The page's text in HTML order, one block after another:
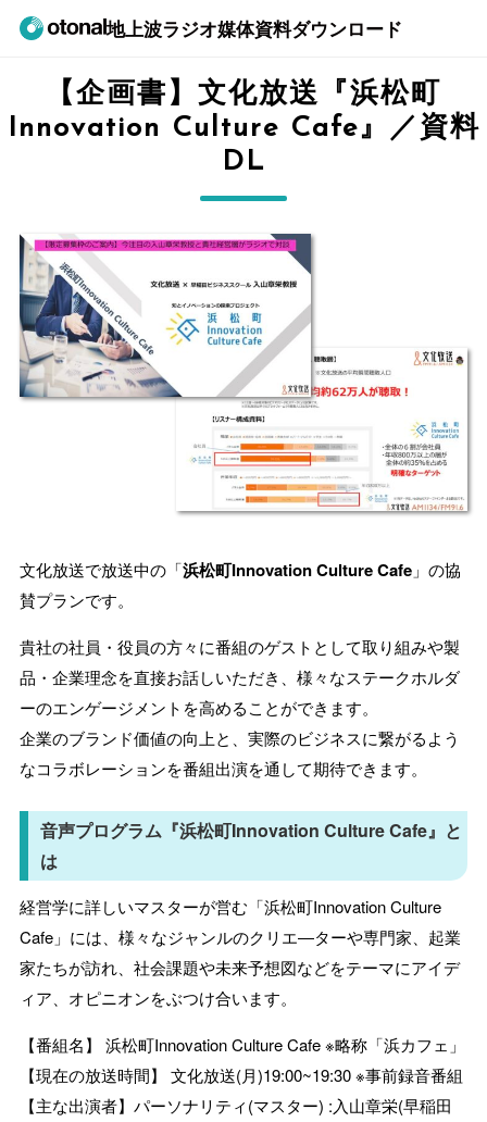
地上波ラジオ媒体資料ダウンロード
【企画書】文化放送『浜松町
Innovation Culture Cafe』／資料
DL
文化放送で放送中の「浜松町Innovation Culture Cafe」の協
賛プランです。
貴社の社員・役員の方々に番組のゲストとして取り組みや製
品・企業理念を直接お話しいただき、様々なステークホルダ
ーのエンゲージメントを高めることができます。
企業のブランド価値の向上と、実際のビジネスに繋がるよう
なコラボレーションを番組出演を通して期待できます。
音声プログラム『浜松町Innovation Culture Cafe』と
は
経営学に詳しいマスターが営む「浜松町Innovation Culture
Cafe」には、様々なジャンルのクリエ―ターや専門家、起業
家たちが訪れ、社会課題や未来予想図などをテーマにアイデ
ィア、オピニオンをぶつけ合います。
【番組名】 浜松町Innovation Culture Cafe ※略称「浜カフェ」
【現在の放送時間】 文化放送(月)19:00~19:30 ※事前録音番組
【主な出演者】パーソナリティ(マスター) :入山章栄(早稲田